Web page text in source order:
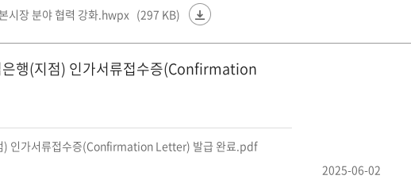
시장 분야 협력 강화.hwpx (297 KB)
은행(지점) 인가서류접수증(Confirmation
) 인가서류접수증(Confirmation Letter) 발급 완료.pdf
2025-06-02